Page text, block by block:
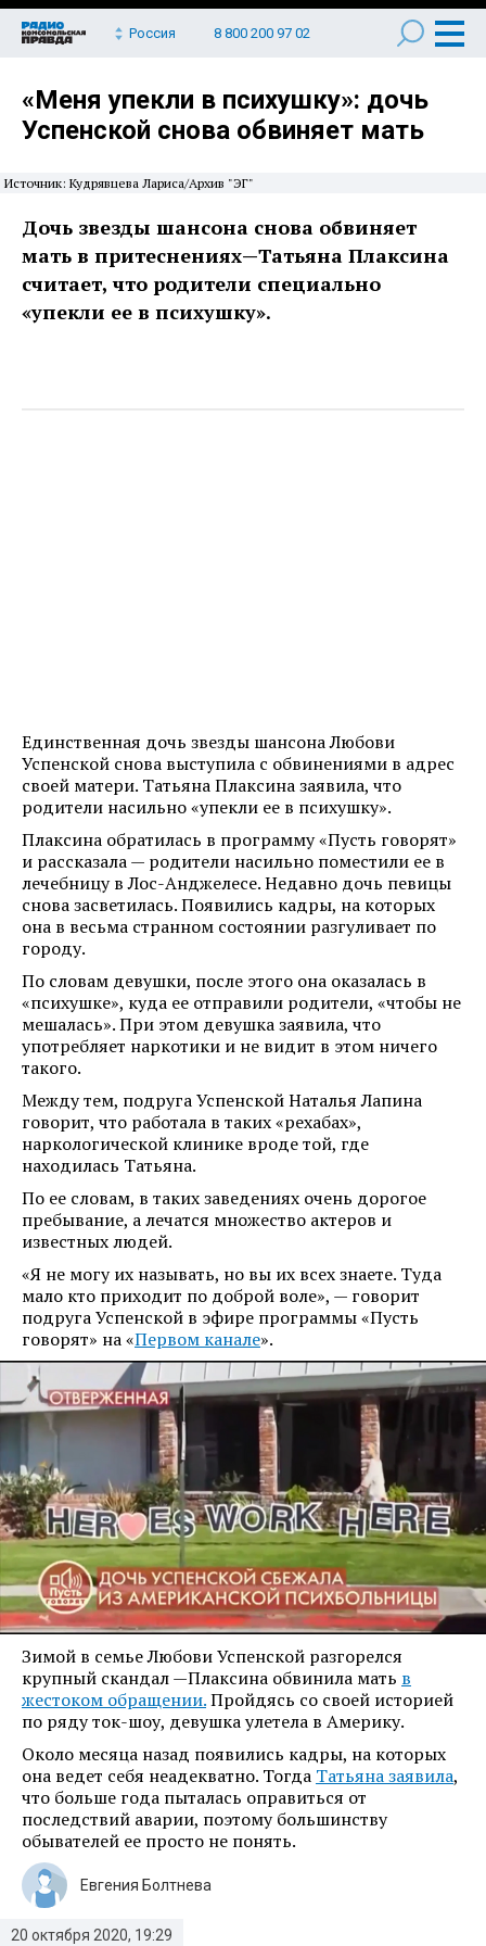
Россия 8 800 200 97 02
«Меня упекли в психушку»: дочь
Успенской снова обвиняет мать
Источник: Кудрявцева Лариса/Архив "ЭГ"
Дочь звезды шансона снова обвиняет
мать в притеснениях—Татьяна Плаксина
считает, что родители специально
«упекли ее в психушку».
Единственная дочь звезды шансона Любови
Успенской снова выступила с обвинениями в адрес
своей матери. Татьяна Плаксина заявила, что
родители насильно «упекли ее в психушку».
Плаксина обратилась в программу «Пусть говорят»
и рассказала — родители насильно поместили ее в
лечебницу в Лос-Анджелесе. Недавно дочь певицы
снова засветилась. Появились кадры, на которых
она в весьма странном состоянии разгуливает по
городу.
По словам девушки, после этого она оказалась в
«психушке», куда ее отправили родители, «чтобы не
мешалась». При этом девушка заявила, что
употребляет наркотики и не видит в этом ничего
такого.
Между тем, подруга Успенской Наталья Лапина
говорит, что работала в таких «рехабах»,
наркологической клинике вроде той, где
находилась Татьяна.
По ее словам, в таких заведениях очень дорогое
пребывание, а лечатся множество актеров и
известных людей.
«Я не могу их называть, но вы их всех знаете. Туда
мало кто приходит по доброй воле», — говорит
подруга Успенской в эфире программы «Пусть
говорят» на «Первом канале».
Зимой в семье Любови Успенской разгорелся
крупный скандал —Плаксина обвинила мать в
жестоком обращении.Пройдясь со своей историей
по ряду ток-шоу, девушка улетела в Америку.
Около месяца назад появились кадры, на которых
она ведет себя неадекватно. Тогда Татьяна заявила,
что больше года пыталась оправиться от
последствий аварии, поэтому большинству
обывателей ее просто не понять.
20 октября 2020, 19:29
Евгения Болтнева